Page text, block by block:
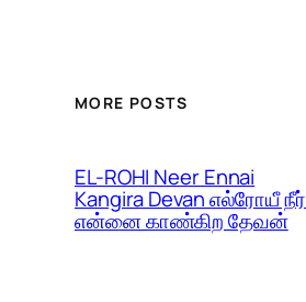
MORE POSTS
EL-ROHI Neer Ennai
Kangira Devan எல்ரோயீ நீர்
என்னை காண்கிற தேவன்